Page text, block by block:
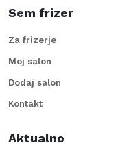
Sem frizer
Za frizerje
Moj salon
Dodaj salon
Kontakt
Aktualno